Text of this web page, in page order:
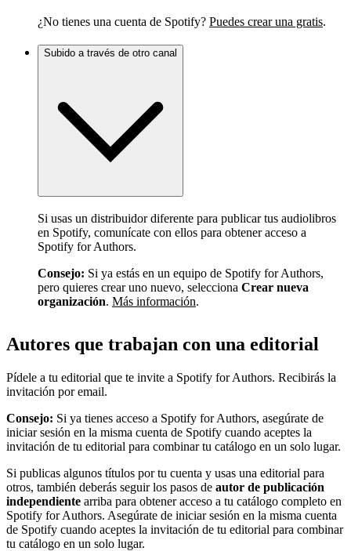
¿No tienes una cuenta de Spotify? Puedes crear una gratis.
Subido a través de otro canal
Si usas un distribuidor diferente para publicar tus audiolibros
en Spotify, comunícate con ellos para obtener acceso a
Spotify for Authors.
Consejo: Si ya estás en un equipo de Spotify for Authors,
pero quieres crear uno nuevo, selecciona Crear nueva
organización. Más información.
Autores que trabajan con una editorial
Pídele a tu editorial que te invite a Spotify for Authors. Recibirás la
invitación por email.
Consejo: Si ya tienes acceso a Spotify for Authors, asegúrate de
iniciar sesión en la misma cuenta de Spotify cuando aceptes la
invitación de tu editorial para combinar tu catálogo en un solo lugar.
Si publicas algunos títulos por tu cuenta y usas una editorial para
otros, también deberás seguir los pasos de autor de publicación
independiente arriba para obtener acceso a tu catálogo completo en
Spotify for Authors. Asegúrate de iniciar sesión en la misma cuenta
de Spotify cuando aceptes la invitación de tu editorial para combinar
tu catálogo en un solo lugar.